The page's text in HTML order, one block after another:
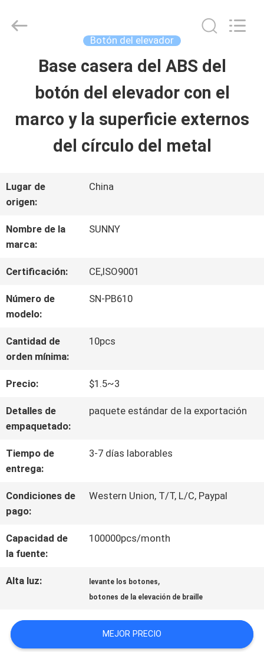
HOGAR
PRODUCTOS
VÍDEOS
SOBRE
NOSOTROS
VIAJE
DE
LA
FÁBRICA
CONTROL
DE
CALIDAD
ÉNTRENOS
EN
CONTACTO
SHANGHAI
Botón del elevador
Base casera del ABS del
botón del elevador con el
marco y la superficie externos
del círculo del metal
Lugar de
origen:
China
Nombre de la
marca:
SUNNY
Certificación: CE,ISO9001
Número de
modelo:
SN-PB610
Cantidad de
orden mínima:
10pcs
Precio: $1.5~3
Detalles de
empaquetado:
paquete estándar de la exportación
Tiempo de
entrega:
3-7 días laborables
Condiciones de
pago:
Western Union, T/T, L/C, Paypal
Capacidad de
la fuente:
100000pcs/month
Alta luz: levante los botones,
botones de la elevación de braille
MEJOR PRECIO